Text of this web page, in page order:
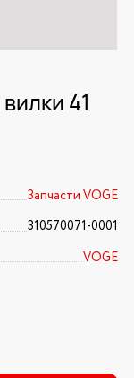
41
Запчасти VOGE
310570071-0001
VOGE